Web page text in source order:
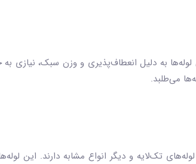
و آسان آن‌ها است. این لوله‌ها به دلیل انعطاف‌پذیری و وزن سبک،
می‌طلبد.
تک‌لایه و دیگر انواع مشابه دارند. این لوله‌ها